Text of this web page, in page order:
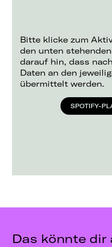
Bitte klicke zum
den unten
darauf hin, dass
Daten an den
übermittelt werden.
SPOTIFY-
Das könnte dir